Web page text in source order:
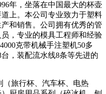
年，坐落在中国最大的杯壶
上。本公司专业致力于塑料
和销售。公司拥有优秀的管
，专业的模具工程师和经验
克带机械手注塑机50多
，装配流水线8条等先进的
（旅行杯、汽车杯、电热